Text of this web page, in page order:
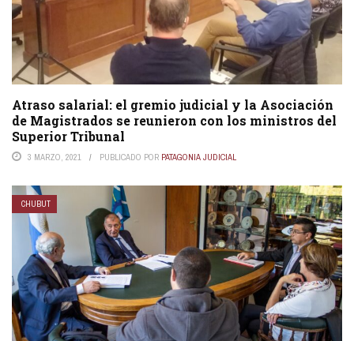
Atraso salarial: el gremio judicial y la Asociación
de Magistrados se reunieron con los ministros del
Superior Tribunal
3 MARZO, 2021 PUBLICADO POR PATAGONIA JUDICIAL
CHUBUT